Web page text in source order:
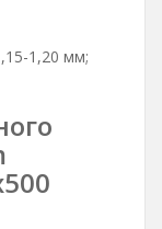
1,20 мм;